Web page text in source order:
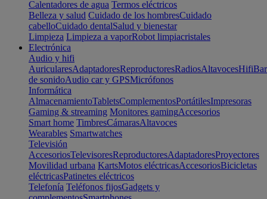
Calentadores de agua Termos eléctricos
Belleza y salud Cuidado de los hombresCuidado
cabelloCuidado dentalSalud y bienestar
Limpieza Limpieza a vaporRobot limpiacristales
Electrónica
Audio y hifi
AuricularesAdaptadoresReproductoresRadiosAltavocesHifi
de sonidoAudio car y GPSMicrófonos
Informática
AlmacenamientoTabletsComplementosPortátilesImpresoras
Gaming & streaming Monitores gamingAccesorios
Smart home TimbresCámarasAltavoces
Wearables Smartwatches
Televisión
AccesoriosTelevisoresReproductoresAdaptadoresProyectores
Movilidad urbana KartsMotos eléctricasAccesoriosBicicletas
eléctricasPatinetes eléctricos
Telefonía Teléfonos fijosGadgets y